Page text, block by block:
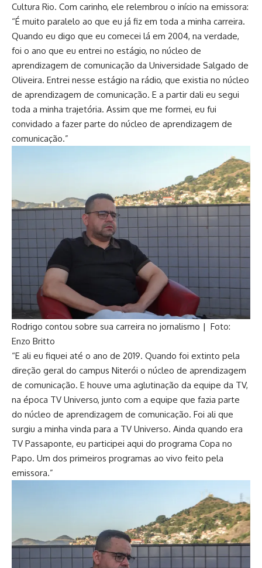
Cultura Rio. Com carinho, ele relembrou o início na emissora:
“É muito paralelo ao que eu já fiz em toda a minha carreira.
Quando eu digo que eu comecei lá em 2004, na verdade,
foi o ano que eu entrei no estágio, no núcleo de
aprendizagem de comunicação da Universidade Salgado de
Oliveira. Entrei nesse estágio na rádio, que existia no núcleo
de aprendizagem de comunicação. E a partir dali eu segui
toda a minha trajetória. Assim que me formei, eu fui
convidado a fazer parte do núcleo de aprendizagem de
comunicação.”
Rodrigo contou sobre sua carreira no jornalismo | Foto:
Enzo Britto
“E ali eu fiquei até o ano de 2019. Quando foi extinto pela
direção geral do campus Niterói o núcleo de aprendizagem
de comunicação. E houve uma aglutinação da equipe da TV,
na época TV Universo, junto com a equipe que fazia parte
do núcleo de aprendizagem de comunicação. Foi ali que
surgiu a minha vinda para a TV Universo. Ainda quando era
TV Passaponte, eu participei aqui do programa Copa no
Papo. Um dos primeiros programas ao vivo feito pela
emissora.”